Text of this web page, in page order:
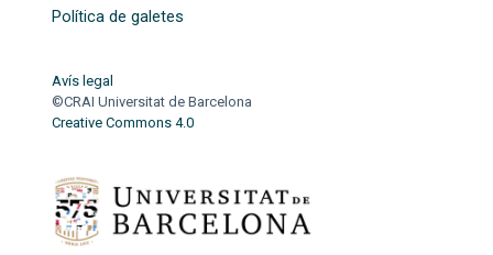
Política de galetes
Avís legal
©CRAI Universitat de Barcelona
Creative Commons 4.0